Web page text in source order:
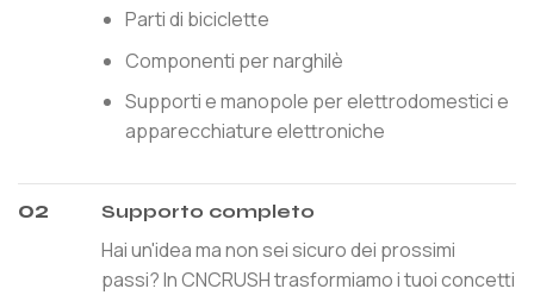
Parti di biciclette
Componenti per narghilè
Supporti e manopole per elettrodomestici e
apparecchiature elettroniche
02 Supporto completo
Hai un'idea ma non sei sicuro dei prossimi
passi? In CNCRUSH trasformiamo i tuoi concetti